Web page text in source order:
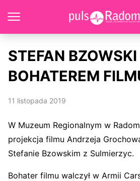
STEFAN BZOWSKI
BOHATEREM
11 listopada 2019
W Muzeum Regionalnym w
projekcja filmu Andrzeja
Stefanie Bzowskim z Sulmierzyc.
Bohater filmu walczył w Armii